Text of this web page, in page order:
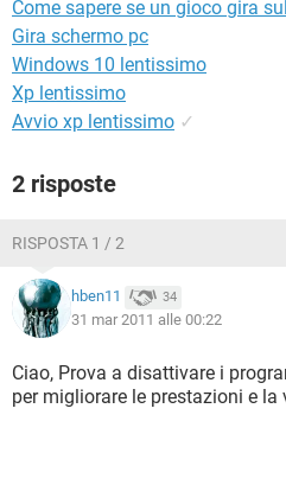
Come sapere se un gioco gira
Gira schermo pc
Windows 10 lentissimo
Xp lentissimo
Avvio xp lentissimo ✓
2 risposte
RISPOSTA 1 / 2
hben11 34
31 mar 2011 alle 00:22
Ciao, Prova a disattivare i
per migliorare le prestazioni e la